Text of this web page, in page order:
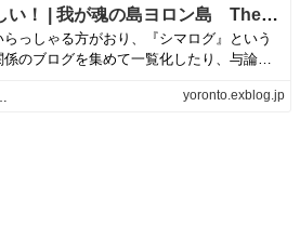
い！ | 我が魂の島ヨロン島 The
っしゃる方がおり、『シマログ』という
のブログを集めて一覧化したり、与論島
Island "Yoron" yoronto.exblog.jp